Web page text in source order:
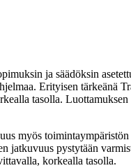
ja säädöksin
Erityisen tärkeänä
tasolla.
myös
jatkuvuus pystytään
korkealla tasolla.